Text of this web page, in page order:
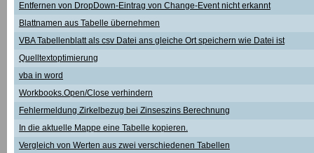
Entfernen von DropDown-Eintrag von Change-Event nicht erkannt
Blattnamen aus Tabelle übernehmen
VBA Tabellenblatt als csv Datei ans gleiche Ort speichern wie Datei ist
Quelltextoptimierung
vba in word
Workbooks.Open/Close verhindern
Fehlermeldung Zirkelbezug bei Zinseszins Berechnung
In die aktuelle Mappe eine Tabelle kopieren.
Vergleich von Werten aus zwei verschiedenen Tabellen